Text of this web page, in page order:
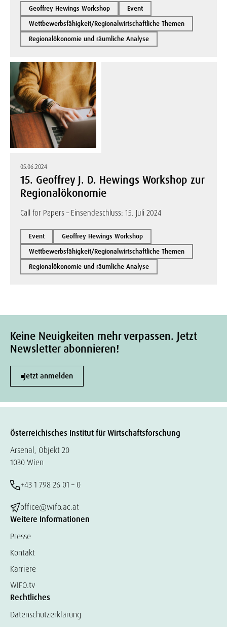
Geoffrey Hewings Workshop
Event
Wettbewerbsfähigkeit/Regionalwirtschaftliche Themen
Regionalökonomie und räumliche Analyse
05.06.2024
15. Geoffrey J. D. Hewings Workshop zur
Regionalökonomie
Call for Papers – Einsendeschluss: 15. Juli 2024
Event
Geoffrey Hewings Workshop
Wettbewerbsfähigkeit/Regionalwirtschaftliche Themen
Regionalökonomie und räumliche Analyse
Keine Neuigkeiten mehr verpassen. Jetzt
Newsletter abonnieren!
Jetzt anmelden
Österreichisches Institut für Wirtschaftsforschung
Arsenal, Objekt 20
1030 Wien
+43 1 798 26 01 – 0
office@wifo.ac.at
Weitere Informationen
Presse
Kontakt
Karriere
WIFO.tv
Rechtliches
Datenschutzerklärung